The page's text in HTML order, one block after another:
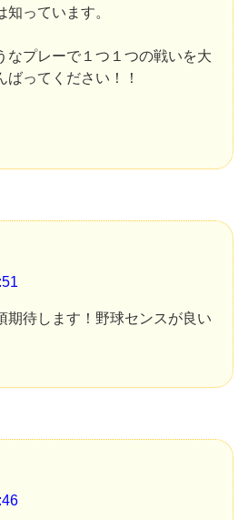
っています。
なプレーで１つ１つの戦いを大
ってください！！
期待します！野球センスが良い